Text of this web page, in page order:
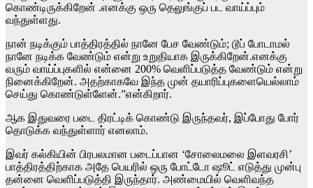
கொண்டிருக்கிறேன் .எனக்கு ஒரு தெலுங்குப் பட வாய்ப்பும்
வந்துள்ளது.
நான் நடிக்கும் பாத்திரத்தில் நானே பேச வேண்டும்; டூப் போடாமல்
நானே நடிக்க வேண்டும் என்று உறுதியாக இருக்கிறேன்.எனக்கு
வரும் வாய்ப்புகளில் என்னை 200% வெளிப்படுத்த வேண்டும் என்று
நினைக்கிறேன். அதற்காகவே இந்த முன் தயாரிப்புகளையெல்லாம்
செய்து கொண்டுள்ளேன்.”என்கிறார்.
ஆக இதுவரை படை திரட்டிக் கொண்டு இருந்தவர், இப்போது போர்
தொடுக்க வந்துள்ளார் எனலாம்.
இவர் கல்கியின் பிரபலமான படைப்பான ‘சோலைமலை இளவரசி’
பாத்திரத்திற்காக அதே பெயரில் ஒரு போட்டோ ஷூட் எடுத்து முன்பு
தன்னை வெளிப்படுத்தி இருந்தார். அண்மையில் வெளிவந்த